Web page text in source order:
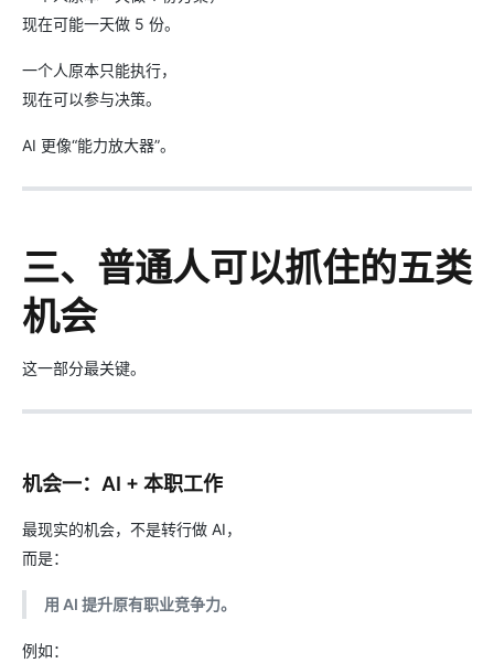
现在可能一天做 5 份。
一个人原本只能执行，
现在可以参与决策。
AI 更像“能力放大器”。
三、普通人可以抓住的五类
机会
这一部分最关键。
机会一：AI + 本职工作
最现实的机会，不是转行做 AI，
而是：
用 AI 提升原有职业竞争力。
例如：